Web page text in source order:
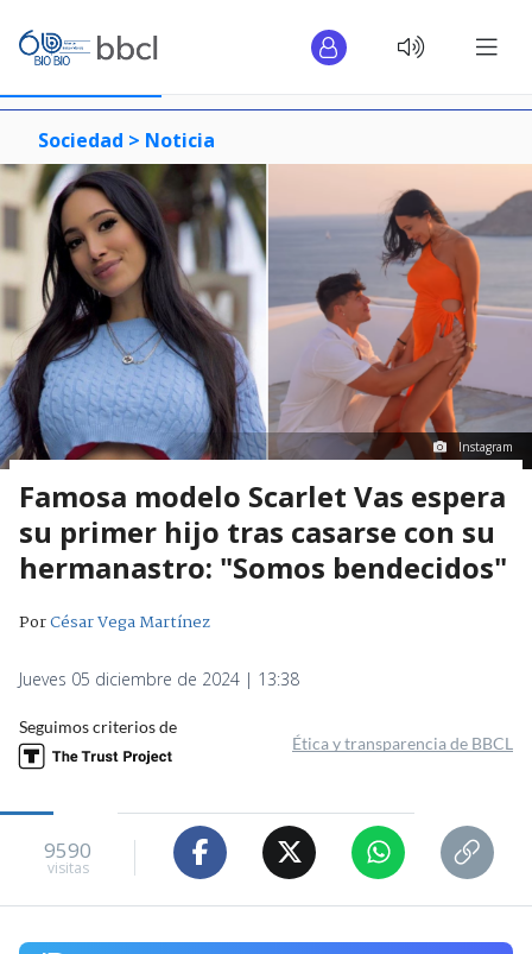
Sociedad > Noticia
Instagram
Famosa modelo Scarlet Vas espera
su primer hijo tras casarse con su
hermanastro: "Somos bendecidos"
PorCésar Vega Martínez
Jueves 05 diciembre de 2024 | 13:38
Seguimos criterios de
Ética y transparencia de BBCL
9590
visitas